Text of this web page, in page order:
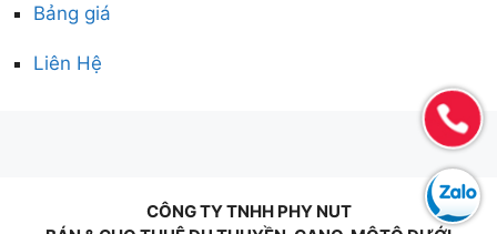
Bảng giá
Liên Hệ
CÔNG TY TNHH PHY NUT